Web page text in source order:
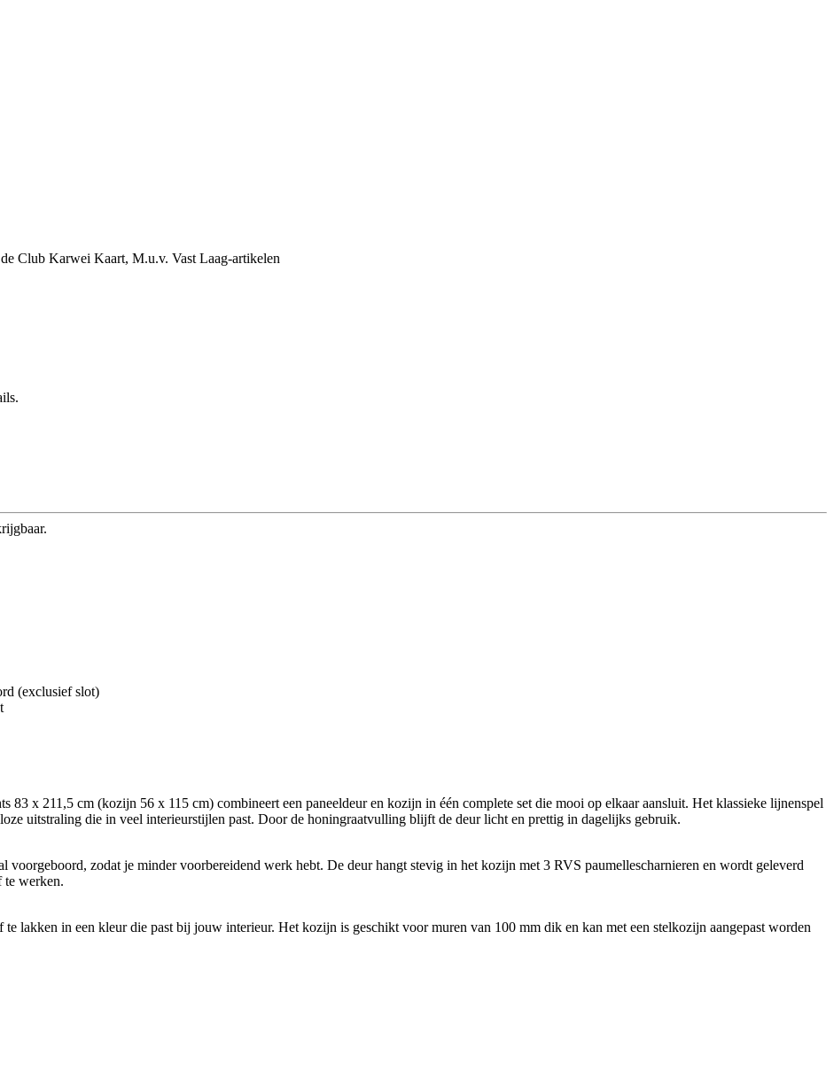
Club Karwei Kaart, M.u.v. Vast Laag-artikelen
(exclusief slot)
x 211,5 cm (kozijn 56 x 115 cm) combineert een paneeldeur en kozijn in één complete set die mooi op elkaar aansluit. Het klassieke lijnenspel
uitstraling die in veel interieurstijlen past. Door de honingraatvulling blijft de deur licht en prettig in dagelijks gebruik.
zodat je minder voorbereidend werk hebt. De deur hangt stevig in het kozijn met 3 RVS paumellescharnieren en wordt geleverd
te werken.
lakken in een kleur die past bij jouw interieur. Het kozijn is geschikt voor muren van 100 mm dik en kan met een stelkozijn aangepast worden